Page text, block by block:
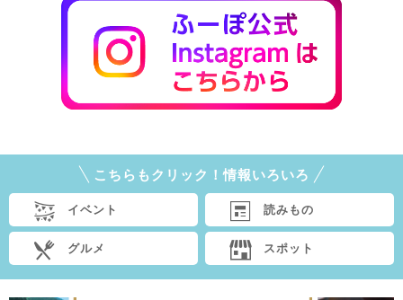
こちらもクリック！情報いろいろ
イベント 読みもの
グルメ スポット